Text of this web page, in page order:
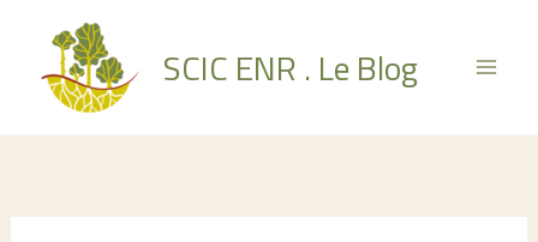
contenu
SCIC ENR . Le Blog